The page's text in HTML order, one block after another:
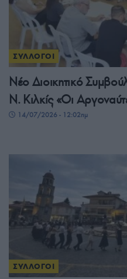
ΣΥΛΛΟΓΟΙ
Νέο Διοικητικό
Ν. Κιλκίς «Οι
14/07/2026 - 12:02πμ
ΣΥΛΛΟΓΟΙ